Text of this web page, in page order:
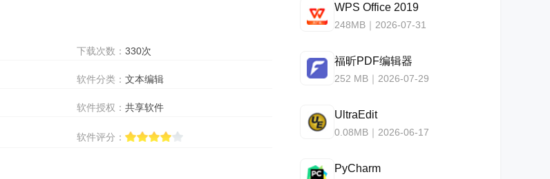
下载次数： 330次
软件分类： 文本编辑
软件授权： 共享软件
软件评分：
WPS Office 2019
248MB｜2026-07-31
福昕PDF编辑器
252 MB｜2026-07-29
UltraEdit
0.08MB｜2026-06-17
PyCharm